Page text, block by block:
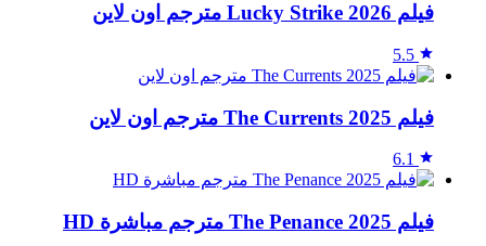
فيلم Lucky Strike 2026 مترجم اون لاين
5.5
فيلم The Currents 2025 مترجم اون لاين
6.1
فيلم The Penance 2025 مترجم مباشرة HD